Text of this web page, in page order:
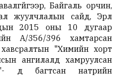
Байгаль орчин,
жуулчлалын сайд, Эрүүл
2015 оны 10 дугаар
А/356/396 хамтарсан
"Химийн хорт
ангилалд хамруулсан
д багтсан натрийн